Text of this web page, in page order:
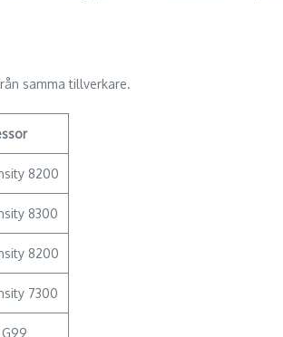
samma tillverkare.
8200
8300
8200
7300